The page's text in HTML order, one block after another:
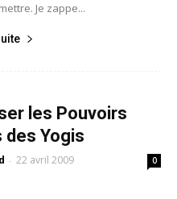
Je zappe...
les Pouvoirs
des Yogis
- 22 avril 2009 0